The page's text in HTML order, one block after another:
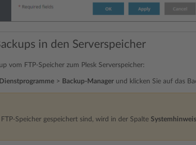
in den Serverspeicher
vom FTP-Speicher zum Plesk Serverspeicher:
> Backup-Manager und klicken Sie auf das
Speicher gespeichert sind, wird in der Spalte